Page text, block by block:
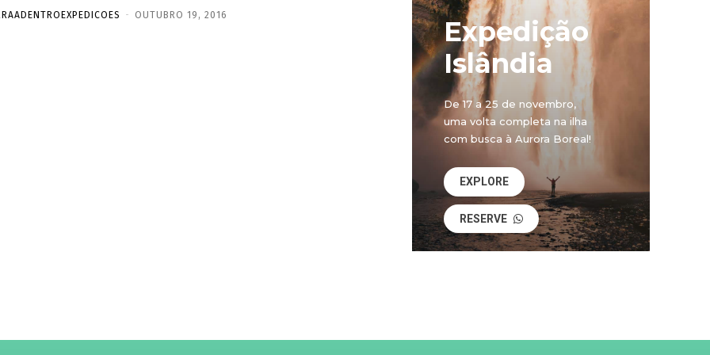
- OUTUBRO 19, 2016
Expedição
Islândia
De 17 a 25 de novembro,
uma volta completa na ilha
com busca à Aurora Boreal!
EXPLORE
RESERVE